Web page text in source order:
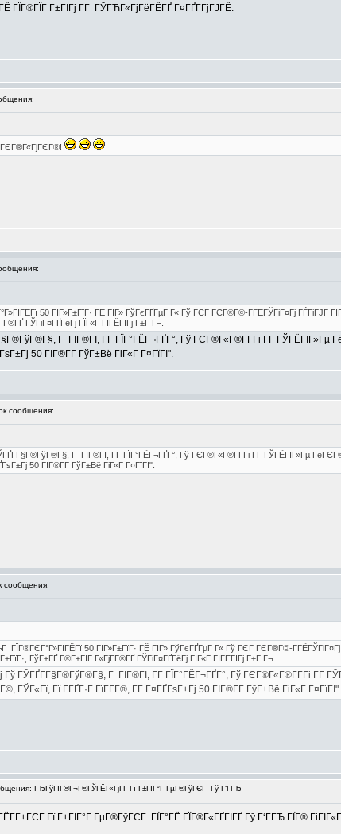
ГЇГ®ГЇГ Г±ГІГј Г­Г ГЎГЋГ«ГјГёГЁГҐ Г¤ГҐГ­ГјГЈГЁ.
50 ГІГ»Г±ГїГ· ГЁ ГІГ» ГўГєГҐГµГ Г« Гў ГЄГ ГЄГ®Г©-Г­ГЁГЎГіГ¤Гј ГЃГіГЈГ
ГЎГіГ¤ГҐГёГј ГЇГ«Г ГІГЁГІГј Г±Г Г¬.
Г ГІГ®ГІ, Г­Г ГЇГ°ГЁГ¬ГҐГ°, Гў ГЄГ®Г«Г®Г­Г­Гі Г­Г ГЎГЁГІГ»Гµ
50 ГІГ®Г­Г­ ГўГ±Вё ГіГ«Г Г¤ГїГІ".
сообщения:
Г ГІГ®ГІ, Г­Г ГЇГ°ГЁГ¬ГҐГ°, Гў ГЄГ®Г«Г®Г­Г­Гі Г­Г ГЎГЁГІГ»Гµ
50 ГІГ®Г­Г­ ГўГ±Вё ГіГ«Г Г¤ГїГІ".
сообщения:
ГЇГ®ГЄГ°Г»ГІГЁГї 50 ГІГ»Г±ГїГ· ГЁ ГІГ» ГўГєГҐГµГ Г« Гў ГЄГ ГЄГ®Г©-
ГўГ±ГҐ Г®Г±ГІГ Г«ГјГ­Г®ГҐ ГЎГіГ¤ГҐГёГј ГЇГ«Г ГІГЁГІГј Г±Г Г¬.
Гў ГЎГҐГ­Г§Г®ГўГ®Г§, Г ГІГ®ГІ, Г­Г ГЇГ°ГЁГ¬ГҐГ°, Гў ГЄГ®Г«Г®Г­Г­Гі Г­Г
ГЎГ«Гї, Гї Г­ГҐГ·Г ГїГ­Г­Г®, Г­Г Г¤ГҐГѕГ±Гј 50 ГІГ®Г­Г­ ГўГ±Вё ГіГ«Г Г¤ГїГІ".
ГЂГўГІГ®Г¬Г®ГЎГЁГ«ГјГ­Г Гї Г±ГІГ°Г ГµГ®ГўГЄГ Гў Г‘ГГЂ
Гї Г±ГІГ°Г ГµГ®ГўГЄГ ГЇГ°ГЁ ГЇГ®Г«ГҐГІГҐ Гў Г‘ГГЂ ГЇГ®